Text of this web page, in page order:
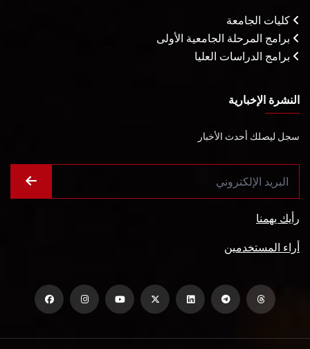
كليات الجامعة
برامج المرحلة الجامعية الأولى
برامج الدراسات العليا
النشرة الإخبارية
سجل ليصلك أحدث الأخبار
رأيك يهمنا
أراء المستخدمين